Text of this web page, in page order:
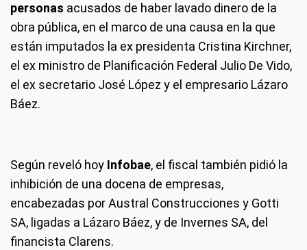
personas acusados de haber lavado dinero de la
obra pública, en el marco de una causa en la que
están imputados la ex presidenta Cristina Kirchner,
el ex ministro de Planificación Federal Julio De Vido,
el ex secretario José López y el empresario Lázaro
Báez.
Según reveló hoy Infobae, el fiscal también pidió la
inhibición de una docena de empresas,
encabezadas por Austral Construcciones y Gotti
SA, ligadas a Lázaro Báez, y de Invernes SA, del
financista Clarens.